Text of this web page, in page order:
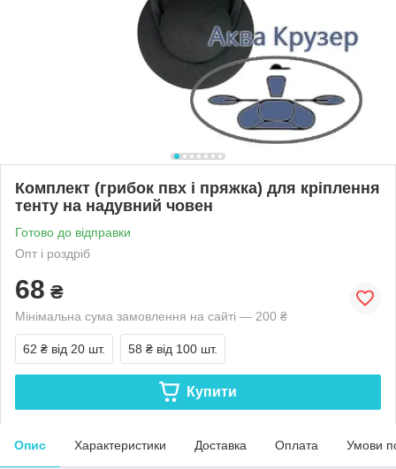
Комплект (грибок пвх і пряжка) для кріплення
тенту на надувний човен
Готово до відправки
Опт і роздріб
68 ₴
Мінімальна сума замовлення на сайті — 200 ₴
62 ₴ від 20 шт. 58 ₴ від 100 шт.
Купити
Опис Характеристики Доставка Оплата Умови